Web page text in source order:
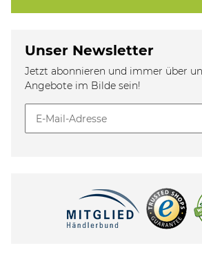
Unser Newsletter
Jetzt abonnieren und immer über
Angebote im Bilde sein!